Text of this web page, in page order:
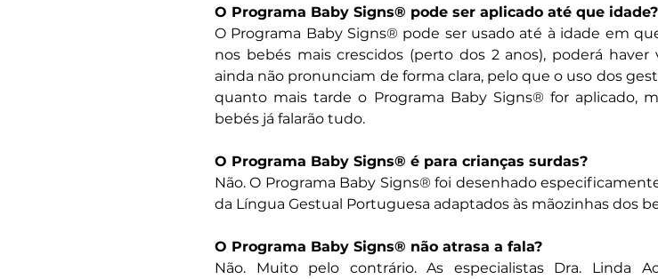
O Programa Baby Signs® pode ser aplicado até que idade?
O Programa Baby Signs® pode ser usado até à idade em
nos bebés mais crescidos (perto dos 2 anos), poderá
ainda não pronunciam de forma clara, pelo que o uso dos
quanto mais tarde o Programa Baby Signs® for aplicado,
bebés já falarão tudo.
O Programa Baby Signs® é para crianças surdas?
Não. O Programa Baby Signs® foi desenhado
da Língua Gestual Portuguesa adaptados às mãozinhas dos
O Programa Baby Signs® não atrasa a fala?
Não. Muito pelo contrário. As especialistas Dra. Linda